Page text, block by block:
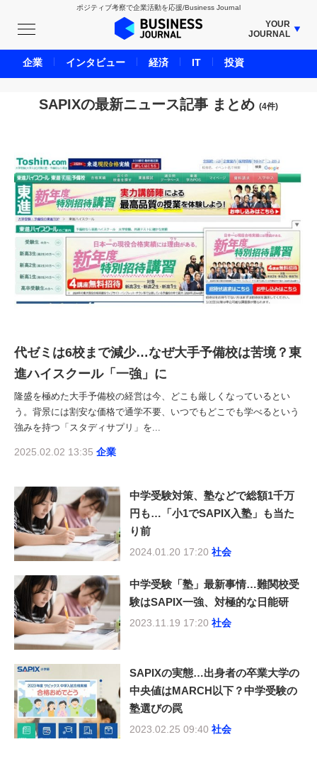
ポジティブ考察で企業活動を応援/Business Journal
YOUR
JOURNAL
BUSINESS JOURNAL
UNICORN JOURNAL
CARBON CREDITS JOURNAL
INBOUND JOURNAL
LIFE ENDING JOURNAL
AI JOURNAL
REAL ESTATE BROKERAGE JOURNAL
SMART MARKETING JOURNAL
BPaaS JOURNAL
ADOPTABLE DOG JOURNAL
SAPIXの最新ニュース記事 まとめ (4件)
代ゼミは6校まで減少…なぜ大手予備校は苦境？東
進ハイスクール「一強」に
隆盛を極めた大手予備校の経営は今、どこも厳しくなっているとい
う。背景には割安な価格で通学不要、いつでもどこでも学べるという
強みを持つ「スタディサプリ」を...
2025.02.02 13:35 企業
中学受験対策、塾などで総額1千万
円も…「小1でSAPIX入塾」も当た
り前
2024.01.20 17:20 社会
中学受験「塾」最新事情…難関校受
験はSAPIX一強、対極的な日能研
2023.11.19 17:20 社会
SAPIXの実態…出身者の卒業大学の
中央値はMARCH以下？中学受験の
塾選びの罠
2023.02.25 09:40 社会
企業 インタビュー 経済 IT 投資